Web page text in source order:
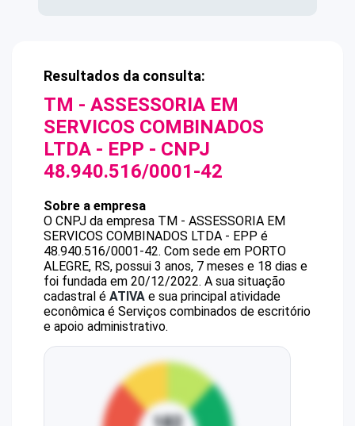
Resultados da consulta:
TM - ASSESSORIA EM
SERVICOS COMBINADOS
LTDA - EPP - CNPJ
48.940.516/0001-42
Sobre a empresa
O CNPJ da empresa TM - ASSESSORIA EM
SERVICOS COMBINADOS LTDA - EPP é
48.940.516/0001-42. Com sede em PORTO
ALEGRE, RS, possui 3 anos, 7 meses e 18 dias e
foi fundada em 20/12/2022. A sua situação
cadastral é ATIVA e sua principal atividade
econômica é Serviços combinados de escritório
e apoio administrativo.